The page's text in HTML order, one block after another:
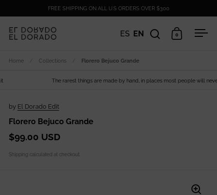
FREE SHIPPING ON ALL U.S ORDERS OVER $300
ES EN
Open search
Open cart
0
Home Collections Florero Bejuco Grande
The rarest things are made by hand, in places most people will never
by El Dorado Edit
Florero Bejuco Grande
$99.00 USD
Shipping calculated at checkout.